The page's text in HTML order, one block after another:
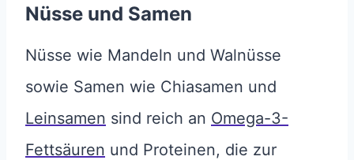
Nüsse und Samen
Nüsse wie Mandeln und Walnüsse
sowie Samen wie Chiasamen und
Leinsamen sind reich an Omega-3-
Fettsäuren und Proteinen, die zur